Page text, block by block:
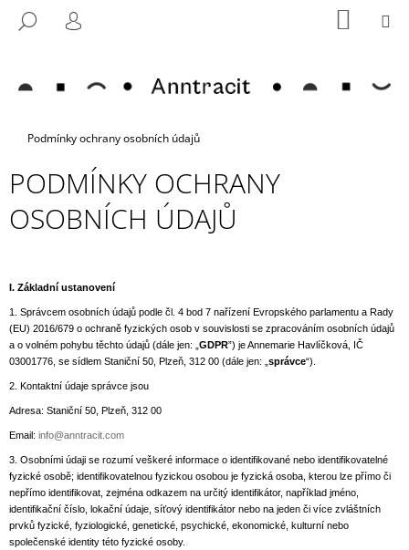
HLEDAT
PŘIHLÁŠENÍ KOŠÍK
Domů
Podmínky ochrany osobních údajů
PODMÍNKY OCHRANY
OSOBNÍCH ÚDAJŮ
I. Základní ustanovení
1. Správcem osobních údajů podle čl. 4 bod 7 nařízení Evropského parlamentu a Rady
(EU) 2016/679 o ochraně fyzických osob v souvislosti se zpracováním osobních údajů
a o volném pohybu těchto údajů (dále jen: „ GDPR”) je Annemarie Havlíčková, IČ
03001776, se sídlem Staniční 50, Plzeň, 312 00 (dále jen: „ správce“).
2. Kontaktní údaje správce jsou
Adresa: Staniční 50, Plzeň, 312 00
Email: info@anntracit.com
3. Osobními údaji se rozumí veškeré informace o identifikované nebo identifikovatelné
fyzické osobě; identifikovatelnou fyzickou osobou je fyzická osoba, kterou lze přímo či
nepřímo identifikovat, zejména odkazem na určitý identifikátor, například jméno,
identifikační číslo, lokační údaje, síťový identifikátor nebo na jeden či více zvláštních
prvků fyzické, fyziologické, genetické, psychické, ekonomické, kulturní nebo
společenské identity této fyzické osoby.
C
P
O
T
Ř
U
J
E
T
E
N
A
J
Í
T
?